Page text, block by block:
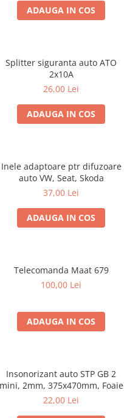
ADAUGA IN COS
Splitter siguranta auto ATO
2x10A
26,00 Lei
ADAUGA IN COS
Inele adaptoare ptr difuzoare
auto VW, Seat, Skoda
37,00 Lei
ADAUGA IN COS
Telecomanda Maat 679
100,00 Lei
ADAUGA IN COS
Insonorizant auto STP GB 2
mini, 2mm, 375x470mm, Foaie
22,00 Lei